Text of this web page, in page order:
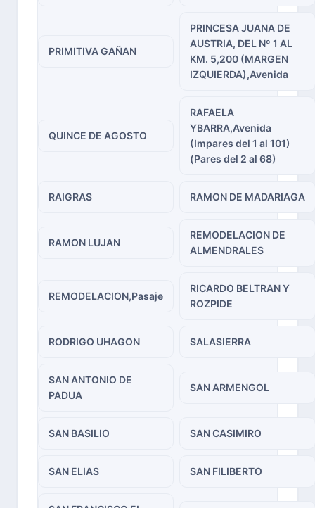
PRIMITIVA GAÑAN
PRINCESA JUANA DE
AUSTRIA, DEL Nº 1 AL
KM. 5,200 (MARGEN
IZQUIERDA),Avenida
QUINCE DE AGOSTO
RAFAELA
YBARRA,Avenida
(Impares del 1 al 101)
(Pares del 2 al 68)
RAIGRAS RAMON DE MADARIAGA
RAMON LUJAN
REMODELACION DE
ALMENDRALES
REMODELACION,Pasaje
RICARDO BELTRAN Y
ROZPIDE
RODRIGO UHAGON SALASIERRA
SAN ANTONIO DE
PADUA
SAN ARMENGOL
SAN BASILIO SAN CASIMIRO
SAN ELIAS SAN FILIBERTO